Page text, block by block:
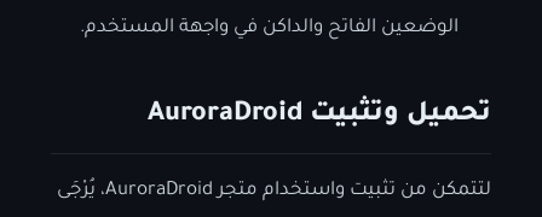
الوضعين الفاتح والداكن في واجهة المستخدم.
تحميل وتثبيت AuroraDroid
لتتمكن من تثبيت واستخدام متجر AuroraDroid، يُرْجَى